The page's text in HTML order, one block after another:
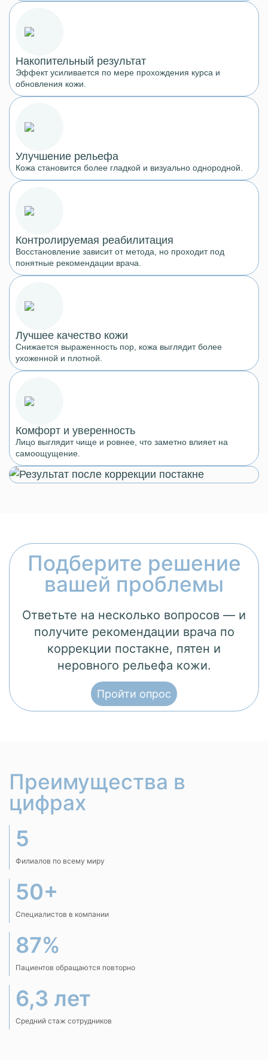
Накопительный результат
Эффект усиливается по мере прохождения курса и
обновления кожи.
Улучшение рельефа
Кожа становится более гладкой и визуально однородной.
Контролируемая реабилитация
Восстановление зависит от метода, но проходит под
понятные рекомендации врача.
Лучшее качество кожи
Снижается выраженность пор, кожа выглядит более
ухоженной и плотной.
Комфорт и уверенность
Лицо выглядит чище и ровнее, что заметно влияет на
самоощущение.
Подберите решение
вашей проблемы
Ответьте на несколько вопросов — и
получите рекомендации врача по
коррекции постакне, пятен и
неровного рельефа кожи.
Пройти опрос
Преимущества в
цифрах
5
Филиалов по всему миру
50+
Специалистов в компании
87%
Пациентов обращаются повторно
6,3 лет
Средний стаж сотрудников